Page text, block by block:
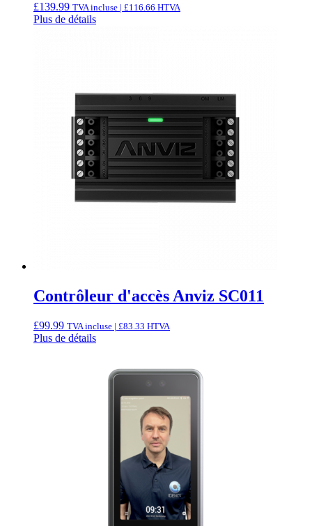
£139.99 TVA incluse | £116.66 HTVA
Plus de détails
Contrôleur d'accès Anviz SC011
£99.99 TVA incluse | £83.33 HTVA
Plus de détails